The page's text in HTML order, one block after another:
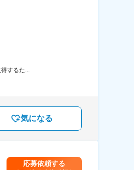
するた...
気になる
応募依頼する